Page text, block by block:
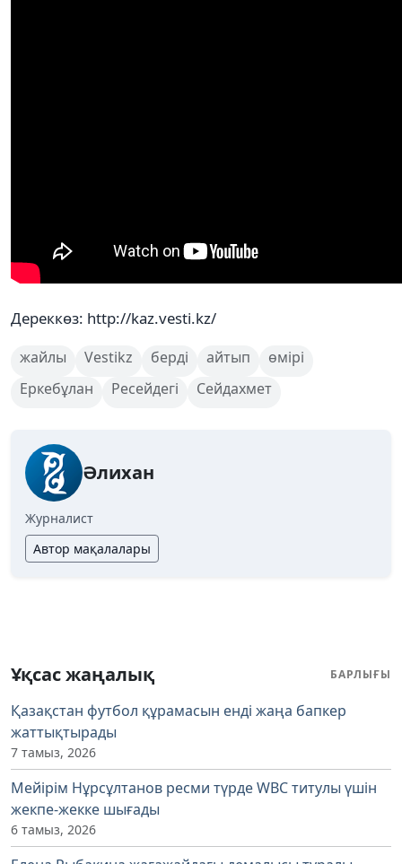
Дереккөз: http://kaz.vesti.kz/
жайлы Vestikz берді айтып
өмірі
Еркебұлан
Ресейдегі Сейдахмет
Әлихан
Журналист
Автор мақалалары
Ұқсас жаңалық БАРЛЫҒЫ
Қазақстан футбол құрамасын енді жаңа бапкер
жаттықтырады
7 тамыз, 2026
Мейірім Нұрсұлтанов ресми түрде WBC титулы үшін
жекпе-жекке шығады
6 тамыз, 2026